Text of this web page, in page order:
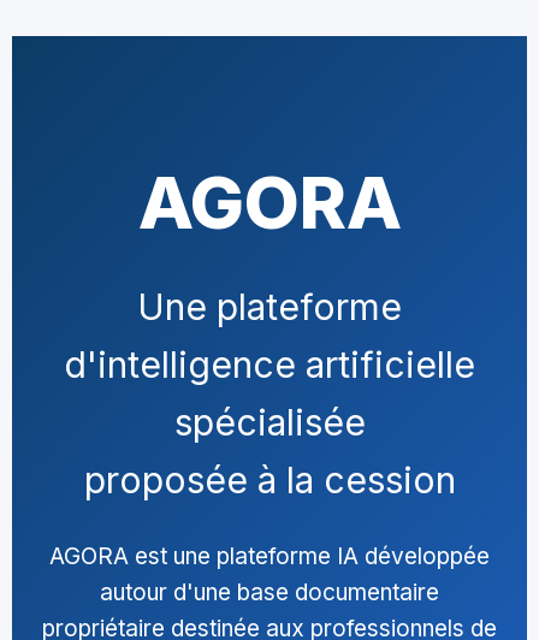
AGORA
Une plateforme
d'intelligence artificielle
spécialisée
proposée à la cession
AGORA est une plateforme IA développée
autour d'une base documentaire
propriétaire destinée aux professionnels de